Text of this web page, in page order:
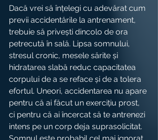
Dacă vrei să înțelegi cu adevărat cum
previi accidentările la antrenament,
trebuie să privești dincolo de ora
petrecută în sală. Lipsa somnului,
stresul cronic, mesele sărite și
hidratarea slabă reduc capacitatea
corpului de a se reface și de a tolera
efortul. Uneori, accidentarea nu apare
pentru că ai făcut un exercițiu prost,
ci pentru că ai încercat să te antrenezi
intens pe un corp deja suprasolicitat.